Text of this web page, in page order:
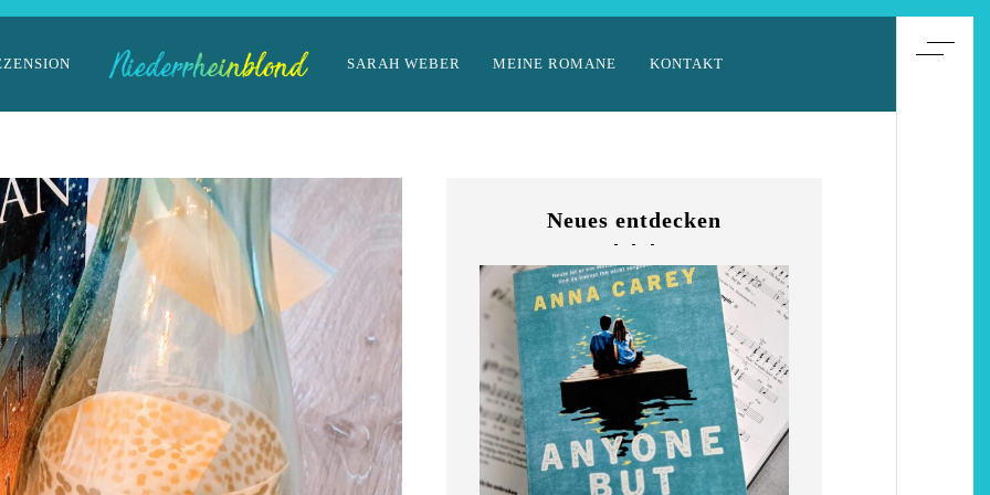
SARAH WEBER MEINE ROMANE KONTAKT
Neues entdecken
Landhaus
2026
Niederrhein-Buch:
Eisvogelträume
11. März 2026